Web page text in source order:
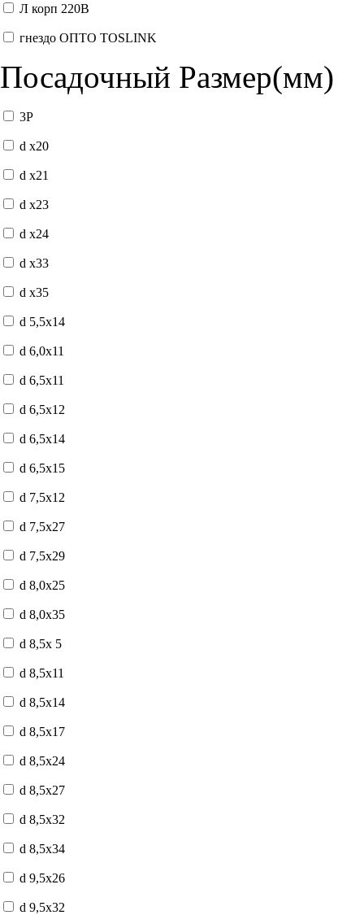
Л корп 220В
гнездо ОПТО TOSLINK
Посадочный Размер(мм)
3P
d x20
d x21
d x23
d x24
d x33
d x35
d 5,5x14
d 6,0x11
d 6,5x11
d 6,5x12
d 6,5x14
d 6,5x15
d 7,5x12
d 7,5x27
d 7,5x29
d 8,0x25
d 8,0x35
d 8,5x 5
d 8,5x11
d 8,5x14
d 8,5x17
d 8,5x24
d 8,5x27
d 8,5x32
d 8,5x34
d 9,5x26
d 9,5x32